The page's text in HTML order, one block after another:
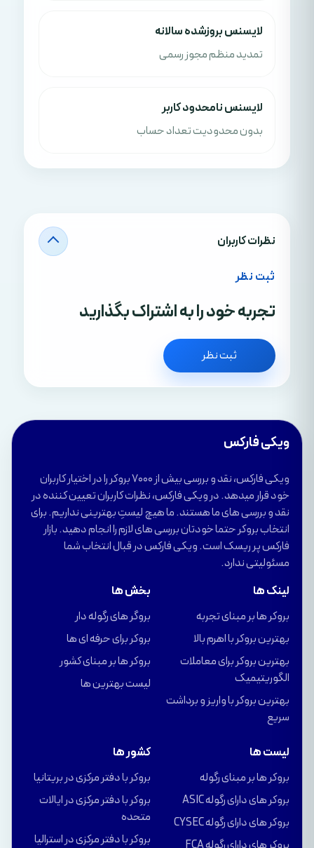
لایسنس بروزشده سالانه
تمدید منظم مجوز رسمی
لایسنس نامحدود کاربر
بدون محدودیت تعداد حساب
نظرات کاربران
ثبت نظر
تجربه خود را به اشتراک بگذارید
ثبت نظر
ویکی فارکس
ویکی فارکس، نقد و بررسی بیش از 7000 بروکر را در اختیار کاربران
خود قرار میدهد. در ویکی فارکس، نظرات کاربران تعیین کننده در
نقد و بررسی های ما هستند. ما هیچ لیستِ بهترینی نداریم. برای
انتخاب بروکر حتما خودتان بررسی های لازم را انجام دهید. بازار
فارکس پر ریسک است. ویکی فارکس در قبال انتخاب شما
مسئولیتی ندارد.
لینک ها
بروکر ها بر مبنای تجربه
بهترین بروکر با اهرم بالا
بهترین بروکر برای معاملات
الگوریتیمیک
بهترین بروکر با واریز و برداشت
سریع
بخش ها
بروگر های رگوله دار
بروکر برای حرفه ای ها
بروکر ها بر مبنای کشور
لیست بهترین ها
لیست ها
بروکر ها بر مبنای رگوله
بروکر های دارای رگوله ASIC
بروکر های دارای رگوله CYSEC
کشور ها
بروکر با دفتر مرکزی در بریتانیا
بروکر با دفتر مرکزی در ایالات
متحده
بروکر با دفتر مرکزی در استرالیا